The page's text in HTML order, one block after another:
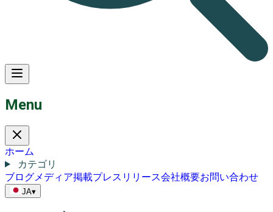
Menu
ホーム
カテゴリ
ブログメディア掲載プレスリリース会社概要お問い合わせ
JA▾